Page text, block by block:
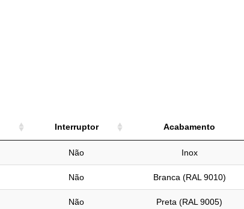
Interruptor Acabamento
Interruptor Acabamento
Não Inox
Não Branca (RAL 9010)
Não Preta (RAL 9005)